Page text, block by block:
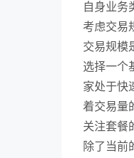
自身业务
考虑交易
交易规模
选择一个
家处于快
着交易量
关注套餐
除了当前